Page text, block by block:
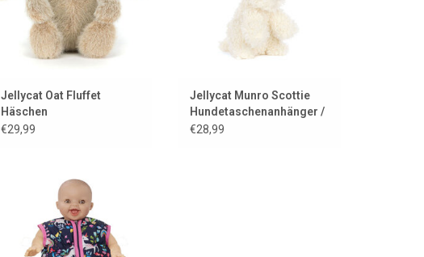
Jellycat Oat Fluffet
Häschen
€29,99
Jellycat Munro Scottie
Hundetaschenanhänger /
Taschenhänger
€28,99
Trendiger Puppenschlafsack mit
Einhorn-Print
ZUM WARENKORB HINZUFÜGEN